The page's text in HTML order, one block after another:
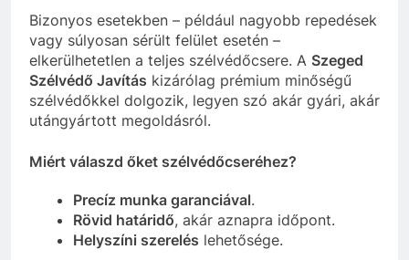
Bizonyos esetekben – például nagyobb repedések
vagy súlyosan sérült felület esetén –
elkerülhetetlen a teljes szélvédőcsere. A Szeged
Szélvédő Javítás kizárólag prémium minőségű
szélvédőkkel dolgozik, legyen szó akár gyári, akár
utángyártott megoldásról.
Miért válaszd őket szélvédőcseréhez?
Precíz munka garanciával.
Rövid határidő, akár aznapra időpont.
Helyszíni szerelés lehetősége.